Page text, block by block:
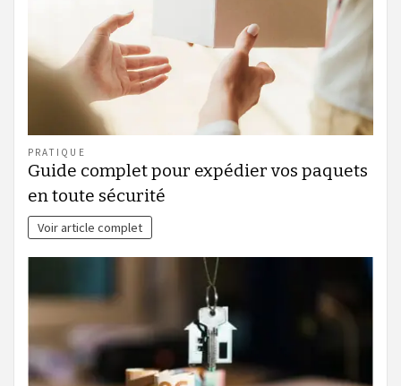
PRATIQUE
Guide complet pour expédier vos paquets
en toute sécurité
Voir article complet